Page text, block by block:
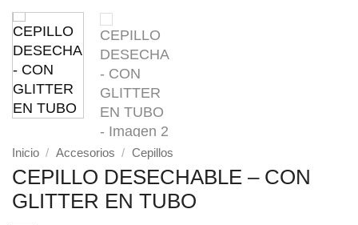
Inicio / Accesorios / Cepillos
CEPILLO DESECHABLE – CON
GLITTER EN TUBO